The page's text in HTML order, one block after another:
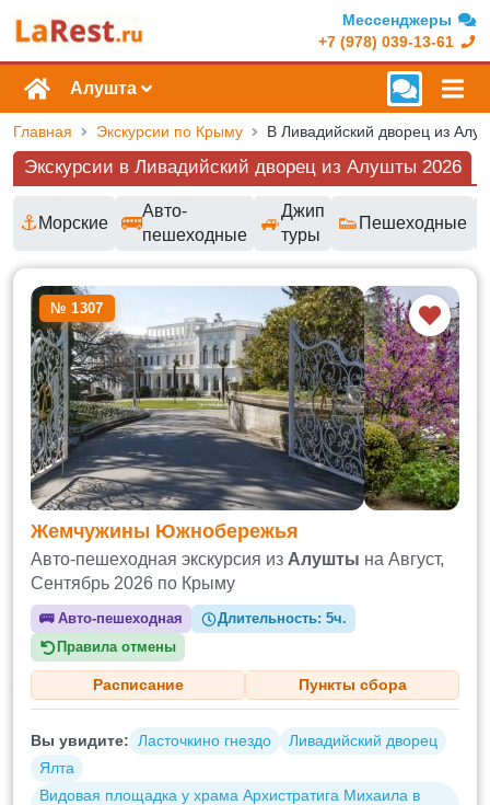
Мессенджеры
+7 (978) 039-13-61
Алушта
Главная Экскурсии по Крыму В Ливадийский дворец из
Экскурсии в Ливадийский дворец из Алушты 2026
⚓Морские 🚌
Авто-
пешеходные
🚙
Джип
туры
👟 Пешеходные
Доступные маршруты и цены
№ 1307
Жемчужины Южнобережья
Авто-пешеходная экскурсия из Алушты на Август,
Сентябрь 2026 по Крыму
🚌Авто-пешеходная Длительность:5ч.
Правила отмены
Расписание Пункты сбора
Вы увидите: Ласточкино гнездо
Ливадийский дворец
Ялта
Видовая площадка у храма Архистратига Михаила в